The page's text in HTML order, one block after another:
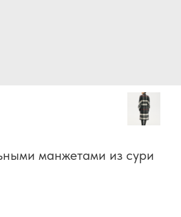
манжетами из сури